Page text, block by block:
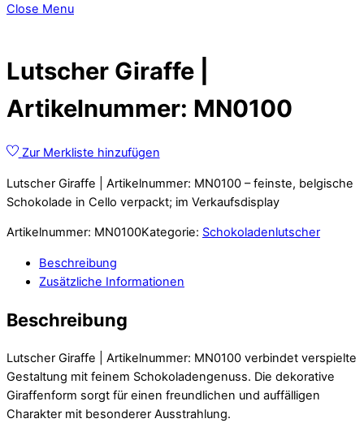
Close Menu
Lutscher Giraffe |
Artikelnummer: MN0100
Zur Merkliste hinzufügen
Lutscher Giraffe | Artikelnummer: MN0100 – feinste, belgische
Schokolade in Cello verpackt; im Verkaufsdisplay
Artikelnummer: MN0100Kategorie: Schokoladenlutscher
Beschreibung
Zusätzliche Informationen
Beschreibung
Lutscher Giraffe | Artikelnummer: MN0100 verbindet verspielte
Gestaltung mit feinem Schokoladengenuss. Die dekorative
Giraffenform sorgt für einen freundlichen und auffälligen
Charakter mit besonderer Ausstrahlung.